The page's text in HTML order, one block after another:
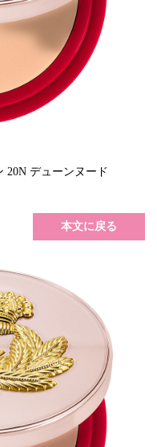
20N デューンヌード
本文に戻る